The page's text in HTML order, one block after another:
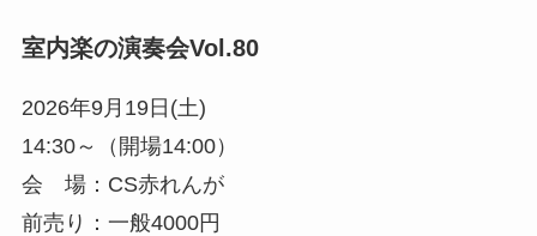
室内楽の演奏会Vol.80
2026年9月19日(土)
14:30～（開場14:00）
会 場：CS赤れんが
前売り：一般4000円